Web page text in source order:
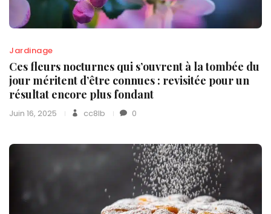
Jardinage
Ces fleurs nocturnes qui s’ouvrent à la tombée du
jour méritent d’être connues : revisitée pour un
résultat encore plus fondant
Juin 16, 2025 cc8lb 0